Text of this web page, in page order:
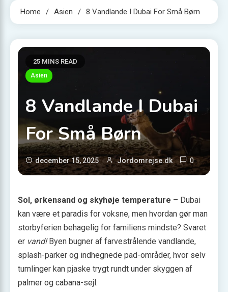
Home Asien 8 Vandlande I Dubai For Små Børn
25 MINS READ
Asien
8 Vandlande I Dubai
For Små Børn
december 15, 2025 Jordomrejse.dk 0
Sol, ørkensand og skyhøje temperature – Dubai
kan være et paradis for voksne, men hvordan gør man
storbyferien behagelig for familiens mindste? Svaret
er vand!Byen bugner af farvestrålende vandlande,
splash-parker og indhegnede pad-områder, hvor selv
tumlinger kan pjaske trygt rundt under skyggen af
palmer og cabana-sejl.